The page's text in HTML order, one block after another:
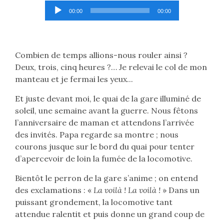
Lecteur00:00 00:00
Combien de temps allions-nous rouler ainsi ?
Deux, trois, cinq heures ?… Je relevai le col de mon
manteau et je fermai les yeux...
Et juste devant moi, le quai de la gare illuminé de
soleil, une semaine avant la guerre. Nous fêtons
l’anniversaire de maman et attendons l’arrivée
des invités. Papa regarde sa montre ; nous
courons jusque sur le bord du quai pour tenter
d’apercevoir de loin la fumée de la locomotive.
Bientôt le perron de la gare s’anime ; on entend
des exclamations : « La voilà ! La voilà ! » Dans un
puissant grondement, la locomotive tant
attendue ralentit et puis donne un grand coup de